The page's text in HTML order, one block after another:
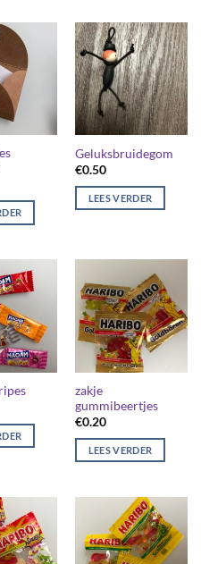
Geluksbruidegom
€0.50
LEES VERDER
zakje
gummibeertjes
€0.20
LEES VERDER